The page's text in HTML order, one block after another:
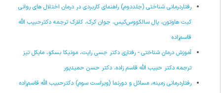
رفتاردرمانی شناختی (جلددوم) راهنمای کاربردی در درمان اختلال های روانی
کیت هاوتون، پال‌ سالکووس‌کیس، جوان کرک، کلارک ترجمه دکترحبیب الله
قاسم‌زاده
آموزش درمان شناختی - رفتاری دکتر جسی رایت، مونیکا بسکو، مایکل تیز
ترجمه دکتر حبیب الله قاسم زاده، دکتر حسن حمیدپور
رفتاردرمانی زمینه، مسائل و دورنما (ویراست سوم) دکترحبیب الله قاسم‌زاده